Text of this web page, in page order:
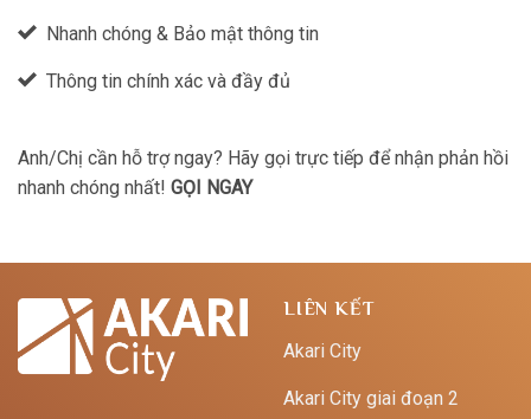
Nhanh chóng & Bảo mật thông tin
Thông tin chính xác và đầy đủ
Anh/Chị cần hỗ trợ ngay? Hãy gọi trực tiếp để nhận phản hồi
nhanh chóng nhất! GỌI NGAY
LIÊN KẾT
Akari City
Akari City giai đoạn 2